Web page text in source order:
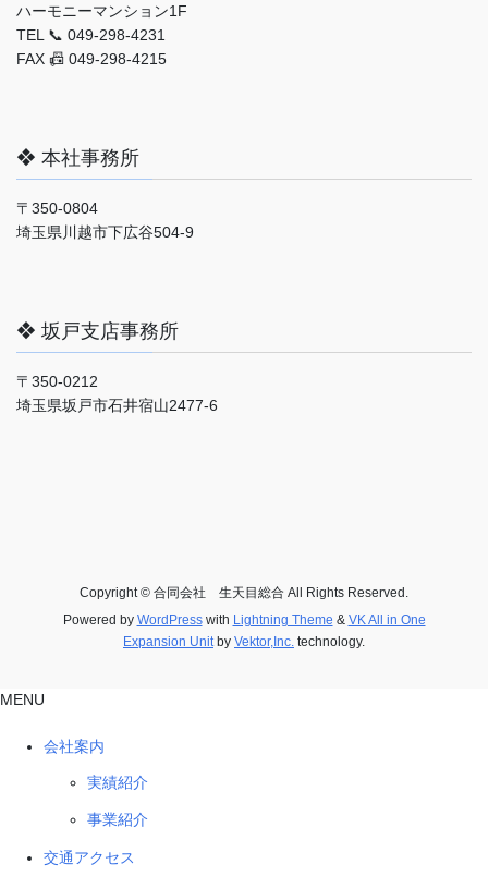
ハーモニーマンション1F
TEL 📞 049-298-4231
FAX 📠 049-298-4215
❖ 本社事務所
〒350-0804
埼玉県川越市下広谷504-9
❖ 坂戸支店事務所
〒350-0212
埼玉県坂戸市石井宿山2477-6
Copyright © 合同会社 生天目総合 All Rights Reserved.
Powered by WordPresswith Lightning Theme & VK All in One
Expansion Unitby Vektor,Inc. technology.
MENU
会社案内
実績紹介
事業紹介
交通アクセス